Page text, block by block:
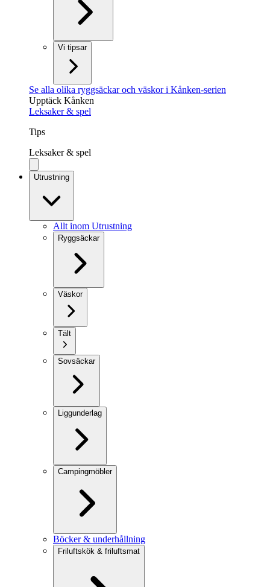
Vi tipsar
Se alla olika ryggsäckar och väskor i Kånken-serien
Upptäck Kånken
Leksaker & spel
Tips
Leksaker & spel
Utrustning
Allt inom Utrustning
Ryggsäckar
Väskor
Tält
Sovsäckar
Liggunderlag
Campingmöbler
Böcker & underhållning
Friluftskök & friluftsmat